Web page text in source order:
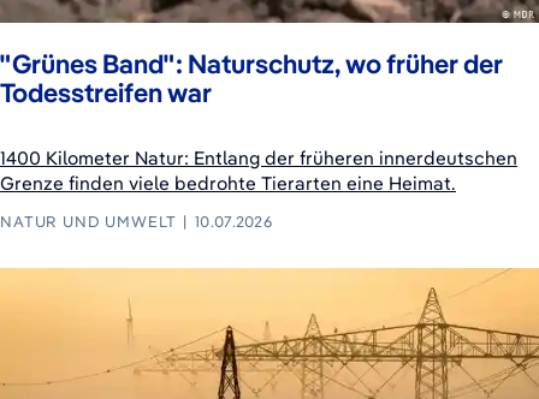
"Grünes Band": Naturschutz, wo früher der
Todesstreifen war
1400 Kilometer Natur: Entlang der früheren innerdeutschen
Grenze finden viele bedrohte Tierarten eine Heimat.
NATUR UND UMWELT 10.07.2026